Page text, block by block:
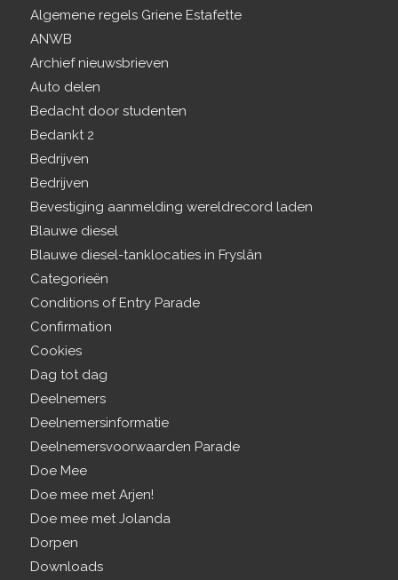
Algemene regels Griene Estafette
ANWB
Archief nieuwsbrieven
Auto delen
Bedacht door studenten
Bedankt 2
Bedrijven
Bedrijven
Bevestiging aanmelding wereldrecord laden
Blauwe diesel
Blauwe diesel-tanklocaties in Fryslân
Categorieën
Conditions of Entry Parade
Confirmation
Cookies
Dag tot dag
Deelnemers
Deelnemersinformatie
Deelnemersvoorwaarden Parade
Doe Mee
Doe mee met Arjen!
Doe mee met Jolanda
Dorpen
Downloads